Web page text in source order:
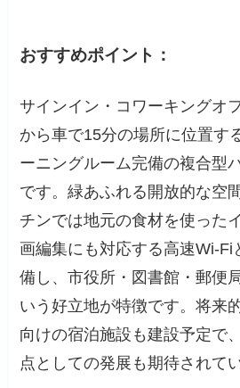
おすすめポイント：
サインイン・コワーキングオ
から車で15分の場所に位置す
ーニングルーム完備の複合型
です。緑あふれる開放的な空
チンでは地元の食材を使った
画編集にも対応する高速Wi-Fi
備し、市役所・図書館・郵便
いう好立地が特徴です。将来
向けの宿泊施設も建設予定で
点としての発展も期待されて